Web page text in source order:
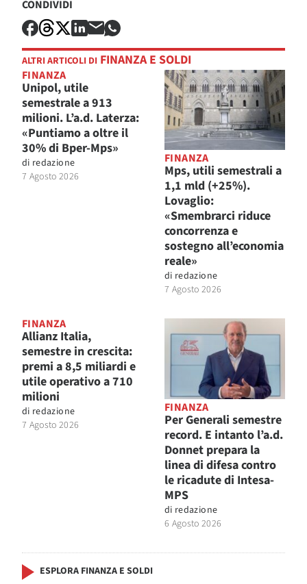
CONDIVIDI
ALTRI ARTICOLI DI FINANZA E SOLDI
FINANZA
Unipol, utile
semestrale a 913
milioni. L’a.d. Laterza:
«Puntiamo a oltre il
30% di Bper-Mps»
di redazione
7 Agosto 2026
FINANZA
Mps, utili semestrali a
1,1 mld (+25%).
Lovaglio:
«Smembrarci riduce
concorrenza e
sostegno all’economia
reale»
di redazione
7 Agosto 2026
FINANZA
Allianz Italia,
semestre in crescita:
premi a 8,5 miliardi e
utile operativo a 710
milioni
di redazione
7 Agosto 2026
FINANZA
Per Generali semestre
record. E intanto l’a.d.
Donnet prepara la
linea di difesa contro
le ricadute di Intesa-
MPS
di redazione
6 Agosto 2026
ESPLORA FINANZA E SOLDI